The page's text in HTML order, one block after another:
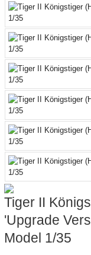
Tiger II
'Upgrade
Model 1/35